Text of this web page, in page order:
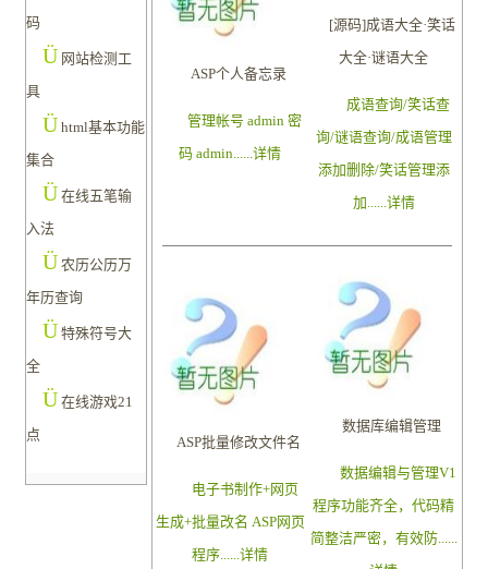
码
Ü 网站检测工
具
Ü html基本功能
集合
Ü 在线五笔输
入法
Ü 农历公历万
年历查询
Ü 特殊符号大
全
Ü 在线游戏21
点
ASP个人备忘录
管理帐号 admin 密
码 admin......详情
[源码]成语大全·笑话
大全·谜语大全
成语查询/笑话查
询/谜语查询/成语管理
添加删除/笑话管理添
加......详情
ASP批量修改文件名
电子书制作+网页
生成+批量改名 ASP网页
程序......详情
数据库编辑管理
数据编辑与管理V1
程序功能齐全，代码精
简整洁严密，有效防......